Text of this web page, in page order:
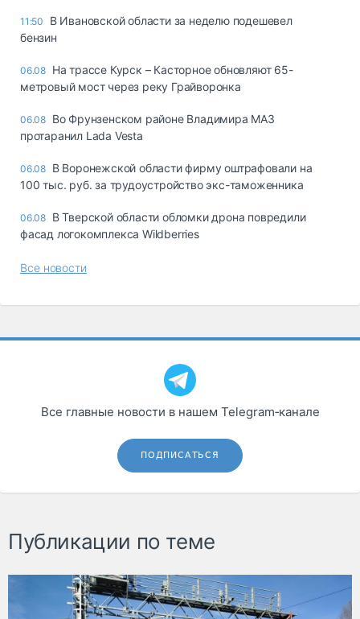
11:50
В Ивановской области за неделю подешевел
бензин
06.08 На трассе Курск – Касторное обновляют 65-
метровый мост через реку Грайворонка
06.08 Во Фрунзенском районе Владимира МАЗ
протаранил Lada Vesta
06.08 В Воронежской области фирму оштрафовали на
100 тыс. руб. за трудоустройство экс-таможенника
06.08 В Тверской области обломки дрона повредили
фасад логокомплекса Wildberries
Все новости
Все главные новости в нашем Telegram‑канале
ПОДПИСАТЬСЯ
Публикации по теме